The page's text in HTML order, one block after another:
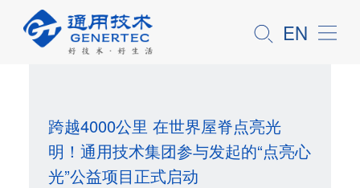
EN
跨越4000公里 在世界屋脊点亮光
明！通用技术集团参与发起的“点亮心
光”公益项目正式启动